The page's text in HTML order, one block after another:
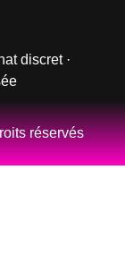
discret ·
réservés